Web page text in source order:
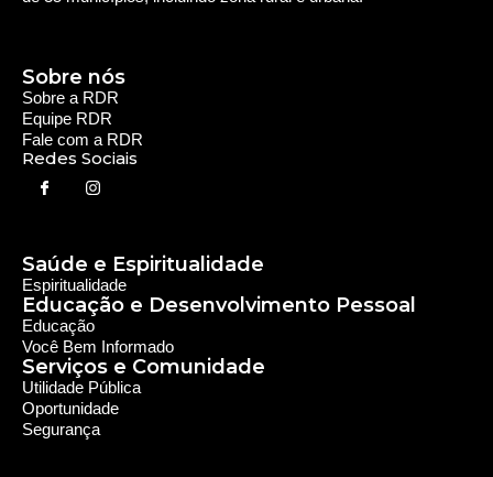
Rede Diocesana de Rádio
30 anos de história. Nosso objetivo é evangelizar; além disso
possuímos um alcance de mais de 300 mil ouvintes em mais
de 35 municípios, incluindo zona rural e urbana.
Sobre a RDR
Equipe RDR
Fale com a RDR
Sobre nós